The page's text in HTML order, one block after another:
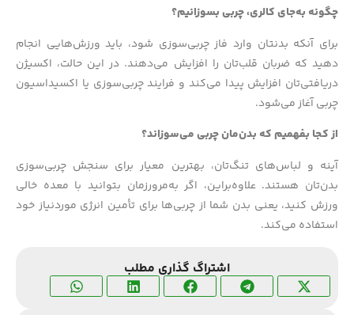
چگونه به‌جای کالری، چربی بسوزانیم؟
برای آنکه بدنتان وارد فاز چربی‌سوزی شود، باید ورزش‌هایی انجام
دهید که ضربان قلب‌تان را افزایش می‌دهند. در این حالت، اکسیژن
دریافتی‌تان افزایش پیدا می‌کند و فرایند چربی‌سوزی یا اکسیداسیون
چربی آغاز می‌شود.
از کجا بفهمیم که بدن‌مان چربی می‌سوزاند؟
آینه و لباس‌های تنگ‌تان، بهترین معیار برای سنجش چربی‌سوزی
بدن‌تان هستند. علاوه‌براین، اگر به‌مرورزمان بتوانید با معده خالی
ورزش کنید، یعنی بدن شما از چربی‌ها برای تأمین انرژی موردنیاز خود
استفاده می‌کند.
اشتراگ گذاری مطلب